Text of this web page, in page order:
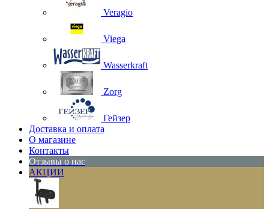
Veragio
Viega
Wasserkraft
Zorg
Гейзер
Доставка и оплата
О магазине
Контакты
Отзывы о нас
АКЦИИ